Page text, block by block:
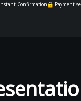
Confirmation Payment